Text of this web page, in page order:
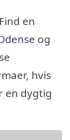
en
og
hvis
en dygtig